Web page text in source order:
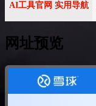
AI工具官网 实用导航
网址预览